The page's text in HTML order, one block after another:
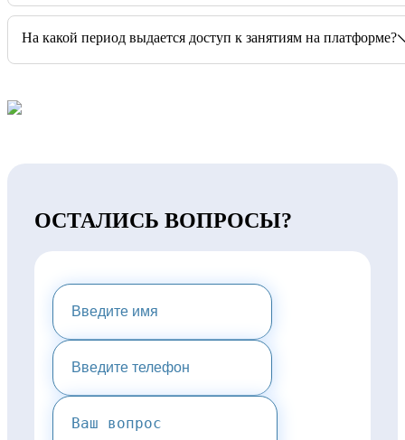
На какой период выдается доступ к занятиям на платформе?
ОСТАЛИСЬ ВОПРОСЫ?
ПРЕДОСТАВИМ ВАМ
КОНСУЛЬТАЦИЮ